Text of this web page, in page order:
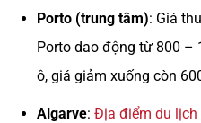
Porto (trung tâm): Giá
Porto dao động từ 800 –
ô, giá giảm xuống còn
Algarve: Địa điểm du lịch